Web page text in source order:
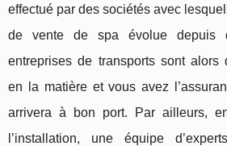
effectué par des sociétés avec
de vente de spa évolue depuis
entreprises de transports sont alors
en la matière et vous avez
arrivera à bon port. Par ailleurs,
l’installation, une équipe